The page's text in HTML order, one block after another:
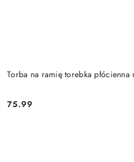
Torba na ramię torebka płócienna
Cena:
75.99